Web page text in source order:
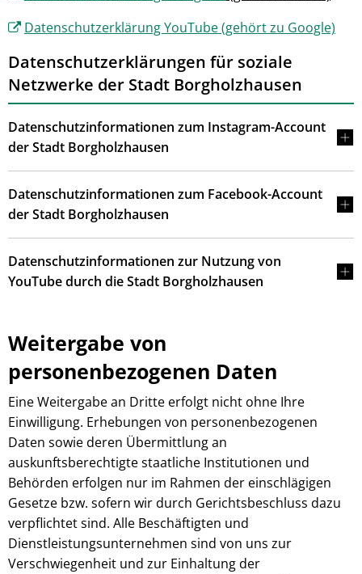
Datenschutzerklärung YouTube (gehört zu Google)
Datenschutzerklärungen für soziale
Netzwerke der Stadt Borgholzhausen
Datenschutzinformationen zum Instagram-Account
der Stadt Borgholzhausen
Datenschutzinformationen zum Facebook-Account
der Stadt Borgholzhausen
Datenschutzinformationen zur Nutzung von
YouTube durch die Stadt Borgholzhausen
Weitergabe von
personenbezogenen Daten
Eine Weitergabe an Dritte erfolgt nicht ohne Ihre
Einwilligung. Erhebungen von personenbezogenen
Daten sowie deren Übermittlung an
auskunftsberechtigte staatliche Institutionen und
Behörden erfolgen nur im Rahmen der einschlägigen
Gesetze bzw. sofern wir durch Gerichtsbeschluss dazu
verpflichtet sind. Alle Beschäftigten und
Dienstleistungsunternehmen sind von uns zur
Verschwiegenheit und zur Einhaltung der